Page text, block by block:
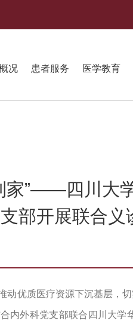
况 患者服务 医学教育
家”——四川大
部开展联合义
优质医疗资源下沉基层，切
内外科党支部联合四川大学